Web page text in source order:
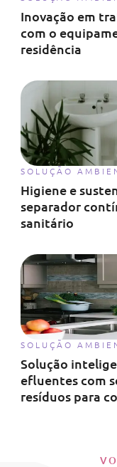
Inovação em
com o
residência
Higiene e
separador
sanitário
SOLUÇÃO
Solução
efluentes com
resíduos para
SOLUÇÃO